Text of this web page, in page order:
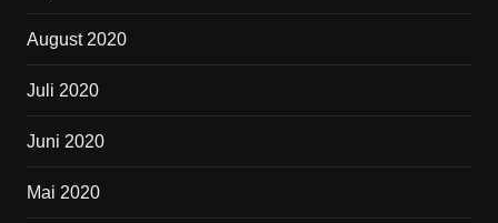
August 2020
Juli 2020
Juni 2020
Mai 2020